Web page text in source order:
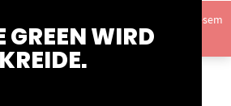
GREEN WIRD
befinden wir uns im Betriebsurlaub. In diesem
kein Versand statt.Ausblenden